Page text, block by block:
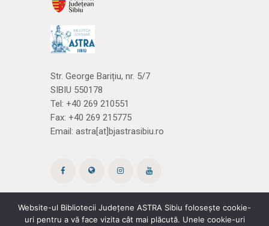
Str. George Barițiu, nr. 5/7
SIBIU 550178
Tel: +40 269 210551
Fax: +40 269 215775
Email: astra[at]bjastrasibiu.ro
Website-ul Bibliotecii Județene ASTRA Sibiu folosește cookie-
uri pentru a vă face vizita cât mai plăcută. Unele cookie-uri